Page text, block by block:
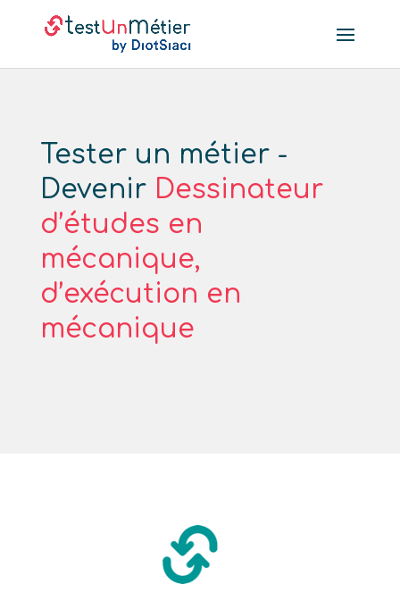
Tester un métier -
Devenir Dessinateur
d’études en
mécanique,
d’exécution en
mécanique